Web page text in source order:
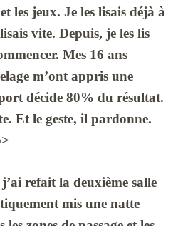
les jeux. Je les lisais déjà à
vite. Depuis, je les lis
Mes 16 ans
m’ont appris une
décide 80% du résultat.
Et le geste, il pardonne.
refait la deuxième salle
mis une natte